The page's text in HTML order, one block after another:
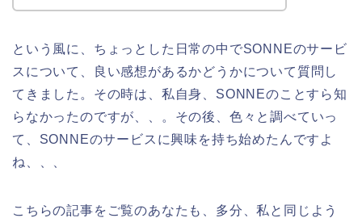
という風に、ちょっとした日常の中でSONNEのサービ
スについて、良い感想があるかどうかについて質問し
てきました。その時は、私自身、SONNEのことすら知
らなかったのですが、、。その後、色々と調べていっ
て、SONNEのサービスに興味を持ち始めたんですよ
ね、、、
こちらの記事をご覧のあなたも、多分、私と同じよう